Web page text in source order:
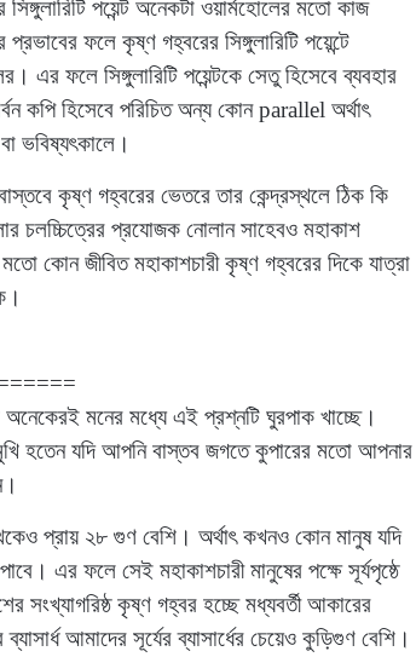
পয়েন্ট অনেকটা ওয়ার্মহোলের মতো কাজ
ফলে কৃষ্ণ গহ্বরের সিঙ্গুলারিটি পয়েন্টে
এর ফলে সিঙ্গুলারিটি পয়েন্টকে সেতু হিসেবে ব্যবহার
কপি হিসেবে পরিচিত অন্য কোন parallel অর্থাৎ
ভবিষ্যৎকালে।
কৃষ্ণ গহ্বরের ভেতরে তার কেন্দ্রস্থলে ঠিক কি
চলচ্চিত্রের প্রযোজক নোলান সাহেবও মহাকাশ
মতো কোন জীবিত মহাকাশচারী কৃষ্ণ গহ্বরের দিকে যাত্রা
অনেকেরই মনের মধ্যে এই প্রশ্নটি ঘুরপাক খাচ্ছে।
হতেন যদি আপনি বাস্তব জগতে কুপারের মতো আপনার
প্রায় ২৮ গুণ বেশি। অর্থাৎ কখনও কোন মানুষ যদি
এর ফলে সেই মহাকাশচারী মানুষের পক্ষে সূর্যপৃষ্ঠে
সংখ্যাগরিষ্ঠ কৃষ্ণ গহ্বর হচ্ছে মধ্যবর্তী আকারের
আমাদের সূর্যের ব্যাসার্ধের চেয়েও কুড়িগুণ বেশি।